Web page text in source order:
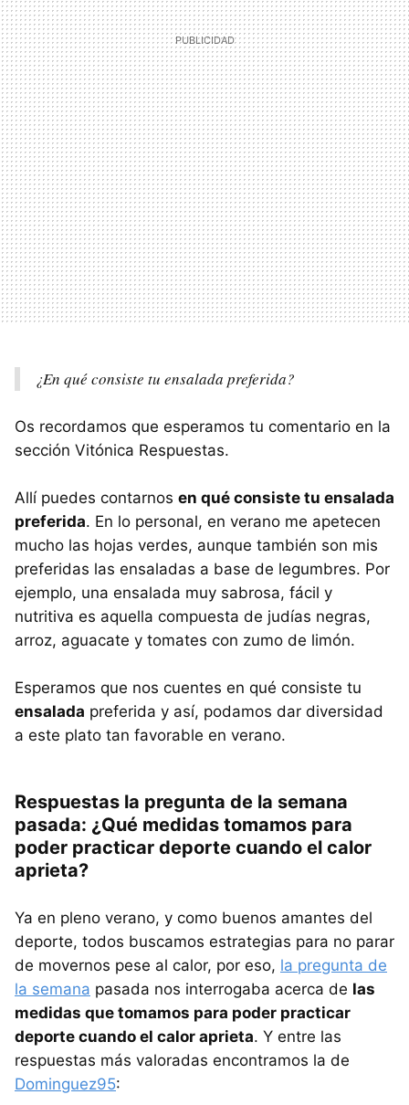
¿En qué consiste tu ensalada preferida?
Os recordamos que esperamos tu comentario en la
sección Vitónica Respuestas.
Allí puedes contarnos en qué consiste tu ensalada
preferida. En lo personal, en verano me apetecen
mucho las hojas verdes, aunque también son mis
preferidas las ensaladas a base de legumbres. Por
ejemplo, una ensalada muy sabrosa, fácil y
nutritiva es aquella compuesta de judías negras,
arroz, aguacate y tomates con zumo de limón.
Esperamos que nos cuentes en qué consiste tu
ensalada preferida y así, podamos dar diversidad
a este plato tan favorable en verano.
Respuestas la pregunta de la semana
pasada: ¿Qué medidas tomamos para
poder practicar deporte cuando el calor
aprieta?
Ya en pleno verano, y como buenos amantes del
deporte, todos buscamos estrategias para no parar
de movernos pese al calor, por eso, la pregunta de
la semana pasada nos interrogaba acerca de las
medidas que tomamos para poder practicar
deporte cuando el calor aprieta. Y entre las
respuestas más valoradas encontramos la de
Dominguez95: